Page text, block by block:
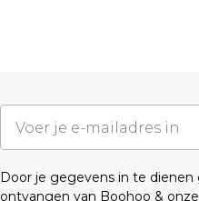
Door je gegevens in te
ontvangen van Boohoo & onze